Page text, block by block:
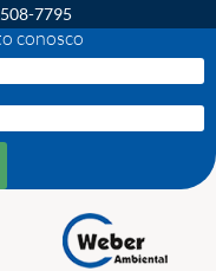
7795
conosco